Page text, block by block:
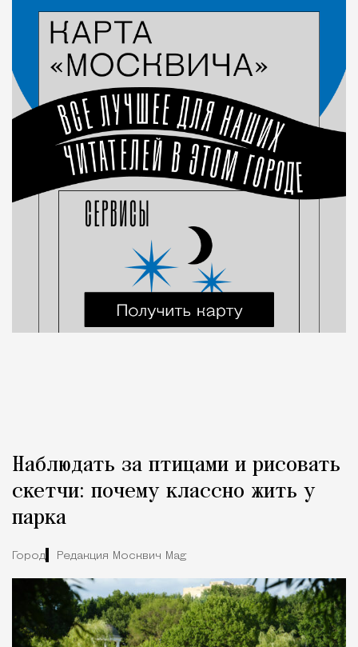
Рестораны и бары
Наблюдать за птицами и рисовать
скетчи: почему классно жить у
парка
Город Редакция Москвич Mag